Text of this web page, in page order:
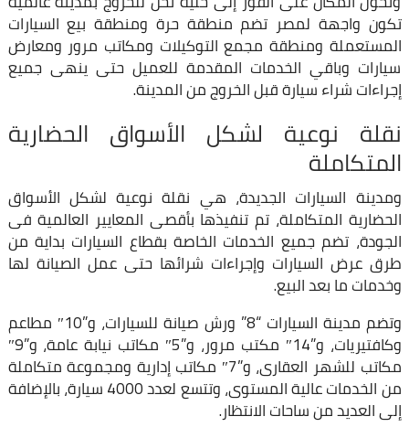
تكون واجهة لمصر تضم منطقة حرة ومنطقة بيع السيارات
المستعملة ومنطقة مجمع التوكيلات ومكاتب مرور ومعارض
سيارات وباقي الخدمات المقدمة للعميل حتى ينهى جميع
إجراءات شراء سيارة قبل الخروج من المدينة.
نقلة نوعية لشكل الأسواق الحضارية
المتكاملة
ومدينة السيارات الجديدة، هي نقلة نوعية لشكل الأسواق
الحضارية المتكاملة، تم تنفيذها بأقصى المعايير العالمية فى
الجودة، تضم جميع الخدمات الخاصة بقطاع السيارات بداية من
طرق عرض السيارات وإجراءات شرائها حتى عمل الصيانة لها
وخدمات ما بعد البيع.
وتضم مدينة السيارات “8” ورش صيانة للسيارات، و”10″ مطاعم
وكافتيريات، و”14″ مكتب مرور، و”5″ مكاتب نيابة عامة، و”9″
مكاتب للشهر العقارى، و”7″ مكاتب إدارية ومجموعة متكاملة
من الخدمات عالية المستوى، وتتسع لعدد 4000 سيارة، بالإضافة
إلى العديد من ساحات الانتظار.